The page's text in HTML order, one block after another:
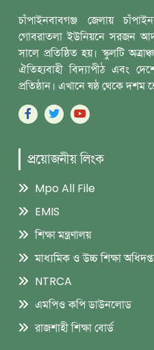
চাঁপাইনবাবগঞ্জ জেলায়
গোবরাতলা ইউনিয়নে সরজন
সালে প্রতিষ্ঠিত হয়। স্কুলটি
‎ঐতিহ্যবাহী বিদ্যাপীঠ এবং
প্রতিষ্ঠান। এখানে ষষ্ঠ থেকে দশম
প্রয়োজনীয় লিংক
Mpo All File
EMIS
শিক্ষা মন্ত্রণালয়
মাধ্যমিক ও উচ্চ শিক্ষা
NTRCA
এমপিও কপি ডাউনলোড
রাজশাহী শিক্ষা বোর্ড